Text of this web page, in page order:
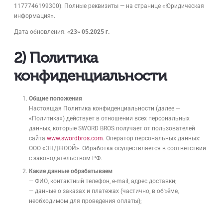
1177746199300). Полные реквизиты — на странице «Юридическая
информация».
Дата обновления: «23» 05.2025 г.
2) Политика
конфиденциальности
Общие положения
Настоящая Политика конфиденциальности (далее —
«Политика») действует в отношении всех персональных
данных, которые SWORD BROS получает от пользователей
сайта www.swordbros.com. Оператор персональных данных:
ООО «ЭНДЖООЙ». Обработка осуществляется в соответствии
с законодательством РФ.
Какие данные обрабатываем
— ФИО, контактный телефон, e-mail, адрес доставки;
— данные о заказах и платежах (частично, в объёме,
необходимом для проведения оплаты);